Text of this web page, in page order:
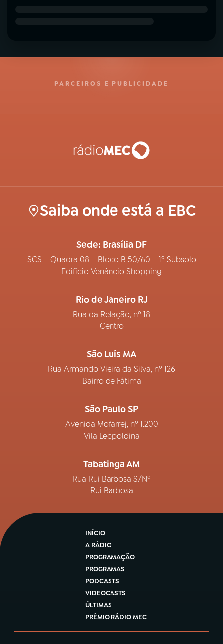
PARCEIROS E PUBLICIDADE
Saiba onde está a EBC
Sede: Brasília DF
SCS – Quadra 08 – Bloco B 50/60 – 1º Subsolo
Edifício Venâncio Shopping
Rio de Janeiro RJ
Rua da Relação, nº 18
Centro
São Luís MA
Rua Armando Vieira da Silva, nº 126
Bairro de Fátima
São Paulo SP
Avenida Mofarrej, nº 1.200
Vila Leopoldina
Tabatinga AM
Rua Rui Barbosa S/Nº
Rui Barbosa
INÍCIO
A RÁDIO
PROGRAMAÇÃO
PROGRAMAS
PODCASTS
VIDEOCASTS
ÚLTIMAS
PRÊMIO RÁDIO MEC